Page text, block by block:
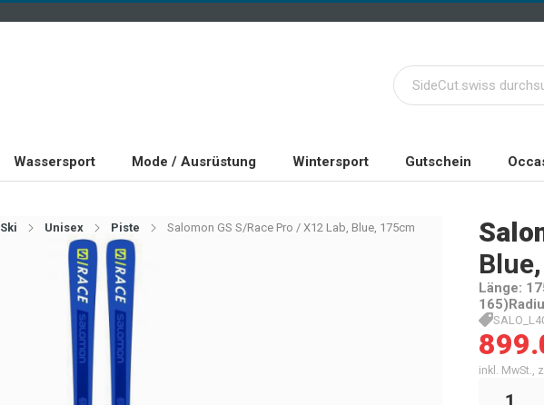
Wassersport Mode / Ausrüstung Wintersport Gutschein
Ski Unisex Piste Salomon GS S/Race Pro / X12 Lab, Blue, 175cm
Länge:
inkl. MwSt.,